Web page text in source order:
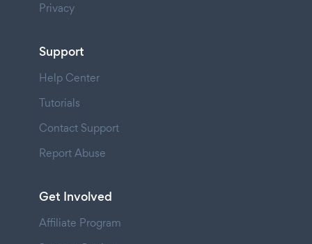
Privacy
Support
Help Center
Tutorials
Contact Support
Report Abuse
Get Involved
Affiliate Program